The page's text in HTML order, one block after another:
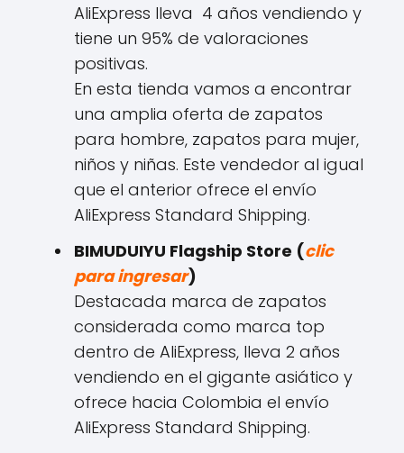
AliExpress lleva 4 años vendiendo y
tiene un 95% de valoraciones
positivas.
En esta tienda vamos a encontrar
una amplia oferta de zapatos
para hombre, zapatos para mujer,
niños y niñas. Este vendedor al igual
que el anterior ofrece el envío
AliExpress Standard Shipping.
BIMUDUIYU Flagship Store (clic
para ingresar)
Destacada marca de zapatos
considerada como marca top
dentro de AliExpress, lleva 2 años
vendiendo en el gigante asiático y
ofrece hacia Colombia el envío
AliExpress Standard Shipping.